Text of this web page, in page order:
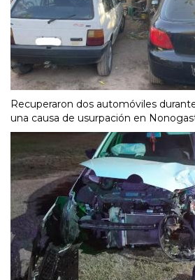
Recuperaron dos automóviles
una causa de usurpación en